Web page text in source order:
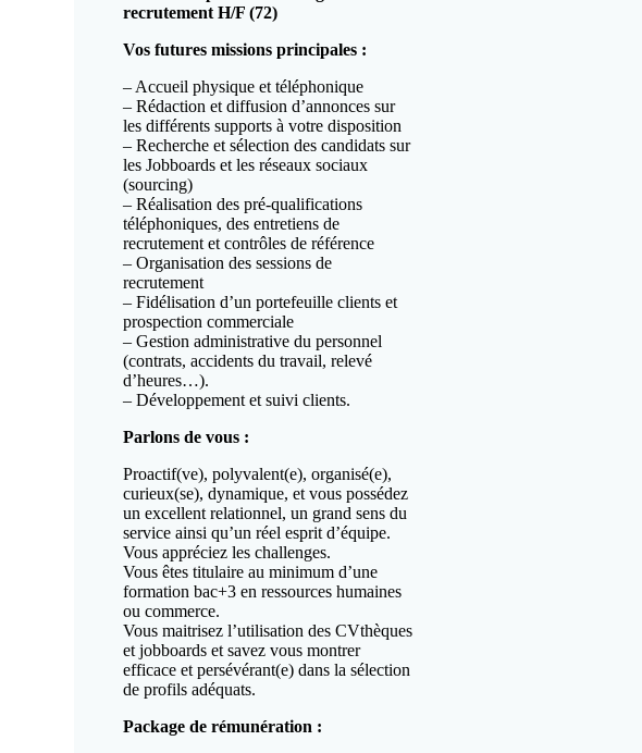
recrutement H/F (72)
Vos futures missions principales :
– Accueil physique et téléphonique
– Rédaction et diffusion d’annonces sur
les différents supports à votre disposition
– Recherche et sélection des candidats sur
les Jobboards et les réseaux sociaux
(sourcing)
– Réalisation des pré-qualifications
téléphoniques, des entretiens de
recrutement et contrôles de référence
– Organisation des sessions de
recrutement
– Fidélisation d’un portefeuille clients et
prospection commerciale
– Gestion administrative du personnel
(contrats, accidents du travail, relevé
d’heures…).
– Développement et suivi clients.
Parlons de vous :
Proactif(ve), polyvalent(e), organisé(e),
curieux(se), dynamique, et vous possédez
un excellent relationnel, un grand sens du
service ainsi qu’un réel esprit d’équipe.
Vous appréciez les challenges.
Vous êtes titulaire au minimum d’une
formation bac+3 en ressources humaines
ou commerce.
Vous maitrisez l’utilisation des CVthèques
et jobboards et savez vous montrer
efficace et persévérant(e) dans la sélection
de profils adéquats.
Package de rémunération :